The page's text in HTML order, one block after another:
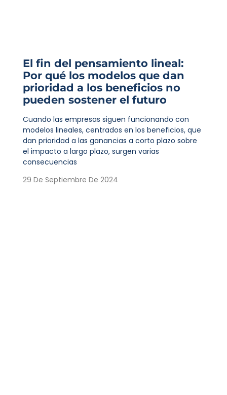
El fin del pensamiento lineal:
Por qué los modelos que dan
prioridad a los beneficios no
pueden sostener el futuro
Cuando las empresas siguen funcionando con
modelos lineales, centrados en los beneficios, que
dan prioridad a las ganancias a corto plazo sobre
el impacto a largo plazo, surgen varias
consecuencias
29 De Septiembre De 2024